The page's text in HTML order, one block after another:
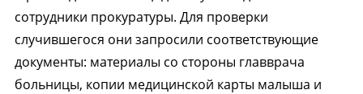
сотрудники прокуратуры. Для проверки
случившегося они запросили соответствующие
документы: материалы со стороны главврача
больницы, копии медицинской карты малыша и